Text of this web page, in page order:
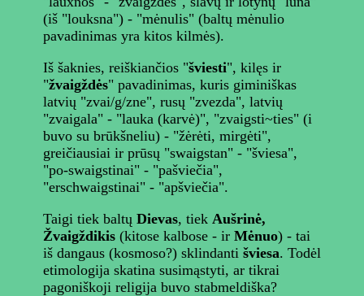
(iš "louksna") - "mėnulis" (baltų mėnulio
pavadinimas yra kitos kilmės).
Iš šaknies, reiškiančios "šviesti", kilęs ir
"žvaigždės" pavadinimas, kuris giminiškas
latvių "zvai/g/zne", rusų "zvezda", latvių
"zvaigala" - "lauka (karvė)", "zvaigsti~ties" (i
buvo su brūkšneliu) - "žėrėti, mirgėti",
greičiausiai ir prūsų "swaigstan" - "šviesa",
"po-swaigstinai" - "pašviečia",
"erschwaigstinai" - "apšviečia".
Taigi tiek baltų Dievas, tiek Aušrinė,
Žvaigždikis (kitose kalbose - ir Mėnuo) - tai
iš dangaus (kosmoso?) sklindanti šviesa. Todėl
etimologija skatina susimąstyti, ar tikrai
pagoniškoji religija buvo stabmeldiška?